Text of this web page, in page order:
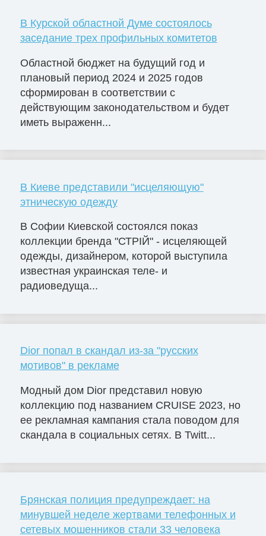
В Курской областной Думе состоялось
заседание трех профильных комитетов
Областной бюджет на будущий год и
плановый период 2024 и 2025 годов
сформирован в соответствии с
действующим законодательством и будет
иметь выраженн...
В Киеве представили "исцеляющую"
этническую одежду
В Софии Киевской состоялся показ
коллекции бренда "СТРІЙ" - исцеляющей
одежды, дизайнером, которой выступила
известная украинская теле- и
радиоведуща...
Dior попал в скандал из-за "русских
мотивов" в рекламе
Модный дом Dior представил новую
коллекцию под названием CRUISE 2023, но
ее рекламная кампания стала поводом для
скандала в социальных сетях. В Twitt...
Брянская полиция предупреждает: на
минувшей неделе жертвами телефонных и
сетевых мошенников стали 33 человека